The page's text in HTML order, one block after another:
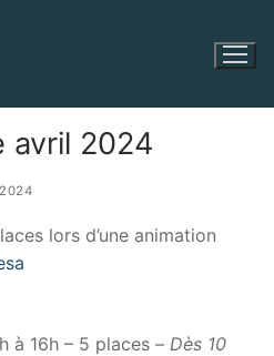
avril 2024
lors d’une animation
à 16h – 5 places – Dès 10